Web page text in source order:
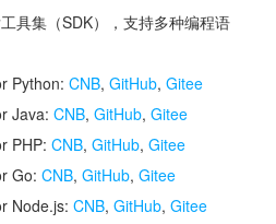
具集（SDK），支持多种编程语
Python: CNB, GitHub, Gitee
Java: CNB, GitHub, Gitee
PHP: CNB, GitHub, Gitee
Go: CNB, GitHub, Gitee
Node.js: CNB, GitHub, Gitee